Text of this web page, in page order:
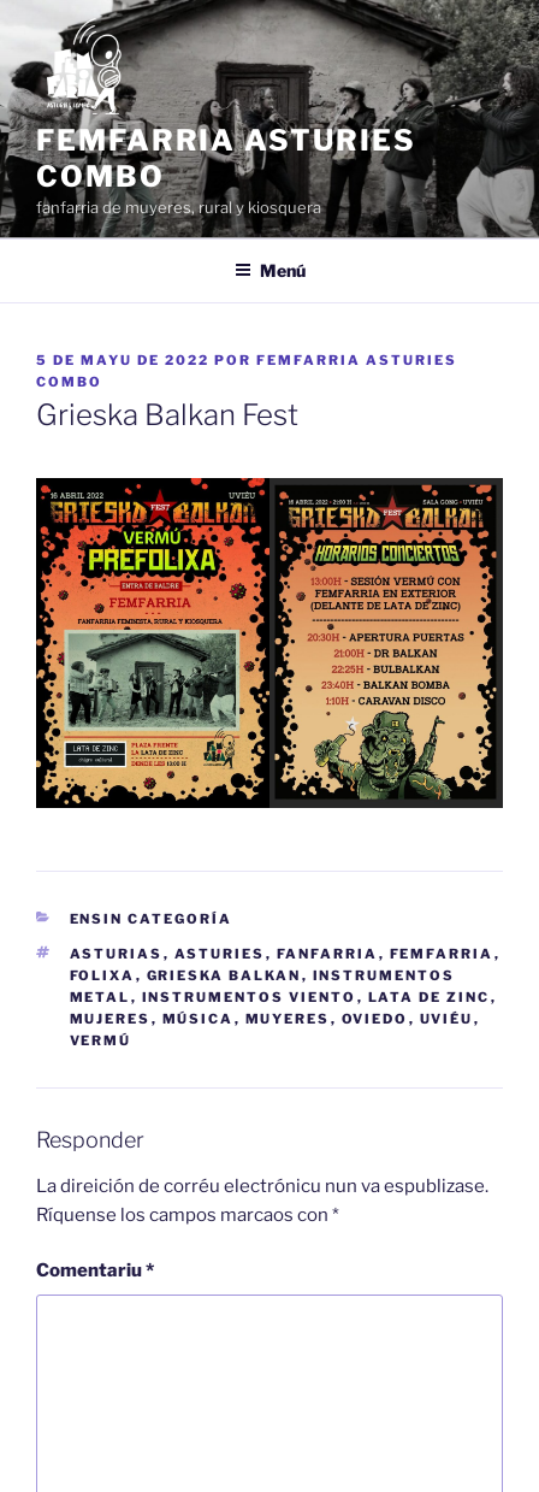
conteníu
FEMFARRIA ASTURIES
COMBO
fanfarria de muyeres, rural y kiosquera
Menú
ESPUBLIZÁU
EN
5 DE MAYU DE 2022 POR FEMFARRIA ASTURIES
COMBO
Grieska Balkan Fest
CATEGORÍES
ENSIN CATEGORÍA
ETIQUETES
ASTURIAS , ASTURIES , FANFARRIA , FEMFARRIA ,
FOLIXA , GRIESKA BALKAN , INSTRUMENTOS
METAL , INSTRUMENTOS VIENTO , LATA DE ZINC ,
MUJERES , MÚSICA , MUYERES , OVIEDO , UVIÉU ,
VERMÚ
Responder
La direición de corréu electrónicu nun va espublizase.
Ríquense los campos marcaos con *
Comentariu*